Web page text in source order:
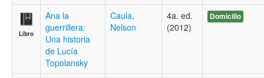
Libro
Ana la
guerrillera:
Una historia
de Lucía
Topolansky
Caula,
Nelson
4a. ed.
(2012)
Domicilio